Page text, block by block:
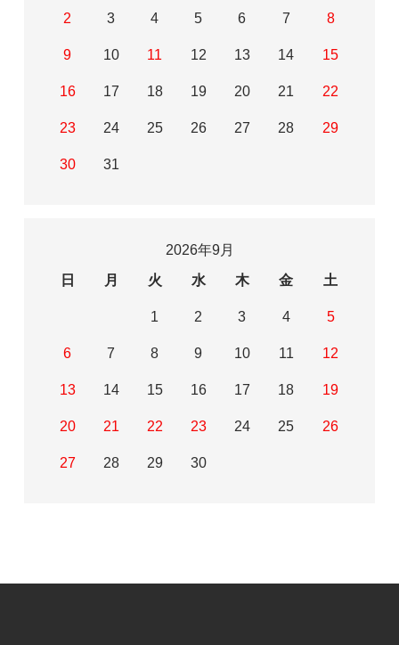
2 3 4 5 6 7 8
9 10 11 12 13 14 15
16 17 18 19 20 21 22
23 24 25 26 27 28 29
30 31
2026年9月
日
月 火 水 木 金 土
1 2 3 4 5
6 7 8 9 10 11 12
13 14 15 16 17 18 19
20 21 22 23 24 25 26
27 28 29 30